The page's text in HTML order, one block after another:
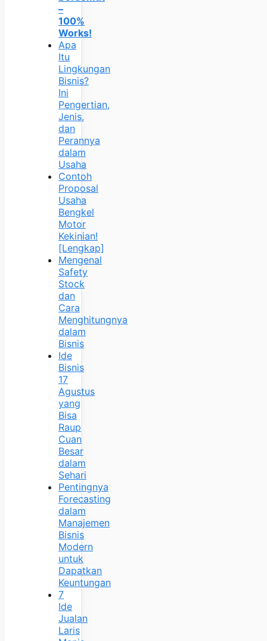
–
100%
Works!
Apa
Itu
Lingkungan
Bisnis?
Ini
Pengertian,
Jenis,
dan
Perannya
dalam
Usaha
Contoh
Proposal
Usaha
Bengkel
Motor
Kekinian!
[Lengkap]
Mengenal
Safety
Stock
dan
Cara
Menghitungnya
dalam
Bisnis
Ide
Bisnis
17
Agustus
yang
Bisa
Raup
Cuan
Besar
dalam
Sehari
Pentingnya
Forecasting
dalam
Manajemen
Bisnis
Modern
untuk
Dapatkan
Keuntungan
7
Ide
Jualan
Laris